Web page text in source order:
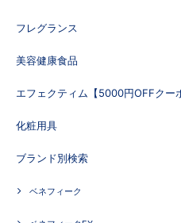
フレグランス
美容健康食品
エフェクティム【5000円OFFクー
化粧用具
ブランド別検索
ベネフィーク